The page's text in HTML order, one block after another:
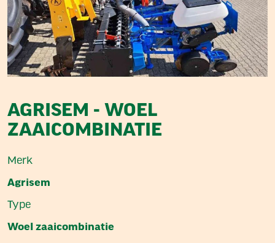
AGRISEM - WOEL
ZAAICOMBINATIE
Merk
Agrisem
Type
Woel zaaicombinatie